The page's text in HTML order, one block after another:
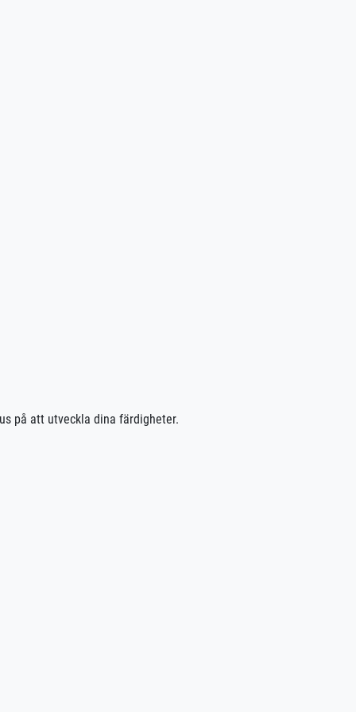
på att utveckla dina färdigheter.